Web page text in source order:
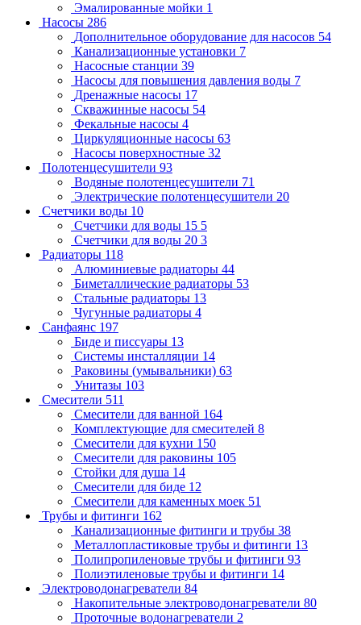
Эмалированные мойки 1
Насосы 286
Дополнительное оборудование для насосов 54
Канализационные установки 7
Насосные станции 39
Насосы для повышения давления воды 7
Дренажные насосы 17
Скважинные насосы 54
Фекальные насосы 4
Циркуляционные насосы 63
Насосы поверхностные 32
Полотенцесушители 93
Водяные полотенцесушители 71
Электрические полотенцесушители 20
Счетчики воды 10
Счетчики для воды 15 5
Счетчики для воды 20 3
Радиаторы 118
Алюминиевые радиаторы 44
Биметаллические радиаторы 53
Стальные радиаторы 13
Чугунные радиаторы 4
Санфаянс 197
Биде и писсуары 13
Системы инсталляции 14
Раковины (умывальники) 63
Унитазы 103
Смесители 511
Смесители для ванной 164
Комплектующие для смесителей 8
Смесители для кухни 150
Смесители для раковины 105
Стойки для душа 14
Смесители для биде 12
Смесители для каменных моек 51
Трубы и фитинги 162
Канализационные фитинги и трубы 38
Металлопластиковые трубы и фитинги 13
Полипропиленовые трубы и фитинги 93
Полиэтиленовые трубы и фитинги 14
Электроводонагреватели 84
Накопительные электроводонагреватели 80
Проточные водонагреватели 2